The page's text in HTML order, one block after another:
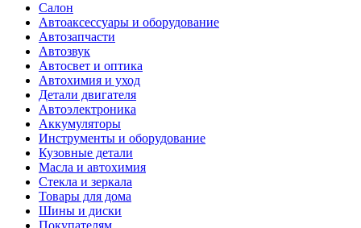
Салон
Автоаксессуары и оборудование
Автозапчасти
Автозвук
Автосвет и оптика
Автохимия и уход
Детали двигателя
Автоэлектроника
Аккумуляторы
Инструменты и оборудование
Кузовные детали
Масла и автохимия
Стекла и зеркала
Товары для дома
Шины и диски
Покупателям